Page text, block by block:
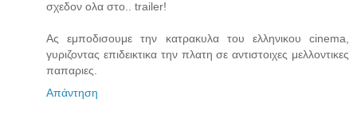
σχεδον ολα στο.. trailer!
Ας εμποδισουμε την κατρακυλα του ελληνικου cinema,
γυριζοντας επιδεικτικα την πλατη σε αντιστοιχες μελλοντικες
παπαριες.
Απάντηση